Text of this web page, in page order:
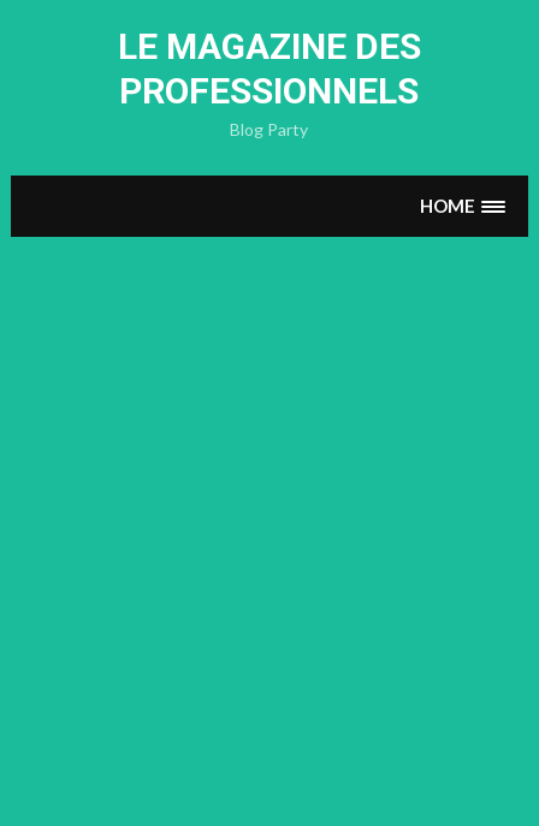
content
LE MAGAZINE DES
PROFESSIONNELS
Blog Party
HOME